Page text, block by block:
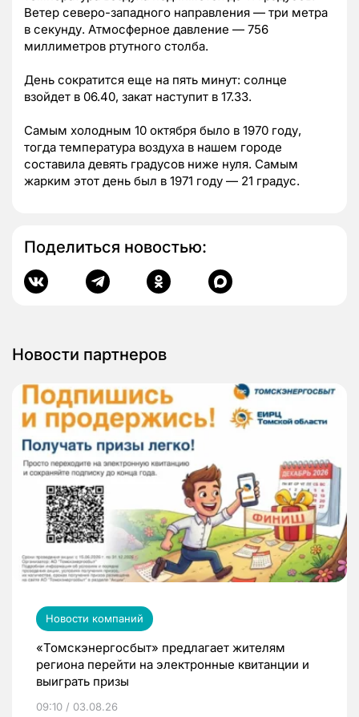
Ветер северо-западного направления — три метра
в секунду. Атмосферное давление — 756
миллиметров ртутного столба.
День сократится еще на пять минут: солнце
взойдет в 06.40, закат наступит в 17.33.
Самым холодным 10 октября было в 1970 году,
тогда температура воздуха в нашем городе
составила девять градусов ниже нуля. Самым
жарким этот день был в 1971 году — 21 градус.
Поделиться новостью:
Новости партнеров
Новости компаний
«Томскэнергосбыт» предлагает жителям
региона перейти на электронные квитанции и
выиграть призы
09:10 / 03.08.26